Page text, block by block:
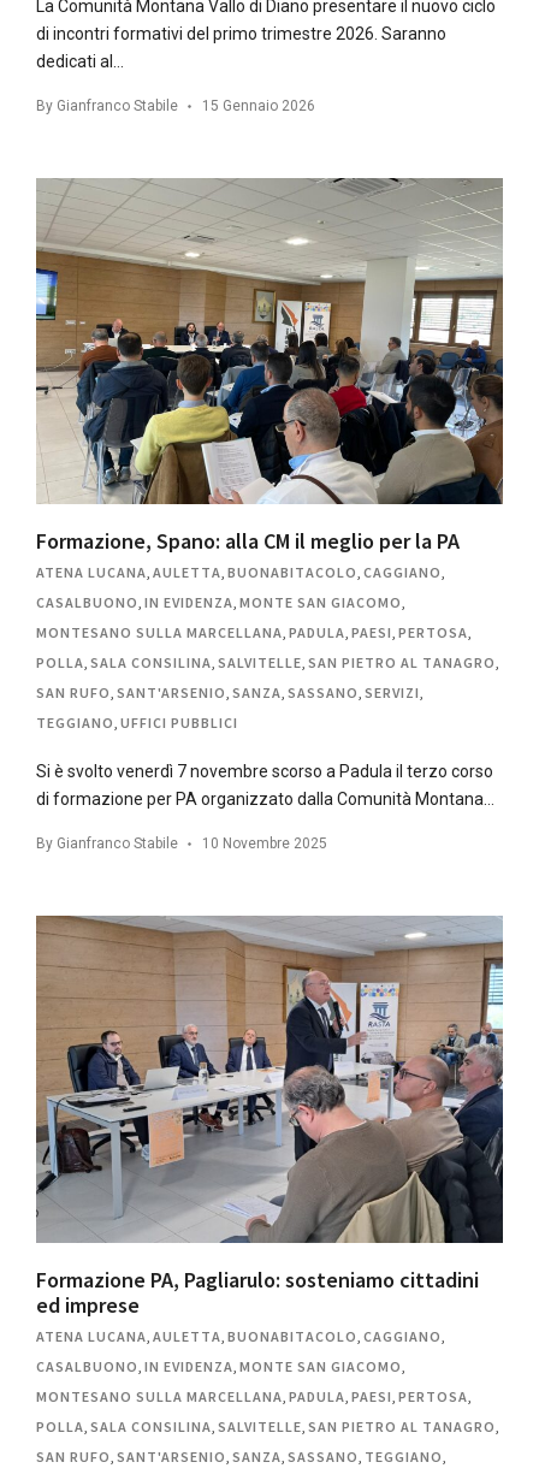
La Comunità Montana Vallo di Diano presentare il nuovo ciclo
di incontri formativi del primo trimestre 2026. Saranno
dedicati al…
By Gianfranco Stabile 15 Gennaio 2026
Formazione, Spano: alla CM il meglio per la PA
ATENA LUCANA, AULETTA, BUONABITACOLO, CAGGIANO,
CASALBUONO, IN EVIDENZA, MONTE SAN GIACOMO,
MONTESANO SULLA MARCELLANA, PADULA, PAESI, PERTOSA,
POLLA, SALA CONSILINA, SALVITELLE, SAN PIETRO AL TANAGRO,
SAN RUFO, SANT'ARSENIO, SANZA, SASSANO, SERVIZI,
TEGGIANO, UFFICI PUBBLICI
Si è svolto venerdì 7 novembre scorso a Padula il terzo corso
di formazione per PA organizzato dalla Comunità Montana…
By Gianfranco Stabile 10 Novembre 2025
Formazione PA, Pagliarulo: sosteniamo cittadini
ed imprese
ATENA LUCANA AULETTA BUONABITACOLO CAGGIANO
CASALBUONO IN EVIDENZA MONTE SAN GIACOMO
MONTESANO SULLA MARCELLANA PADULA PAESI PERTOSA
POLLA SALA CONSILINA SALVITELLE SAN PIETRO AL TANAGRO
SAN RUFO SANT'ARSENIO SANZA SASSANO TEGGIANO